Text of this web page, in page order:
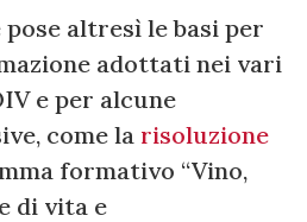
altresì le basi per
adottati nei vari
e per alcune
come la risoluzione
formativo “Vino,
di vita e